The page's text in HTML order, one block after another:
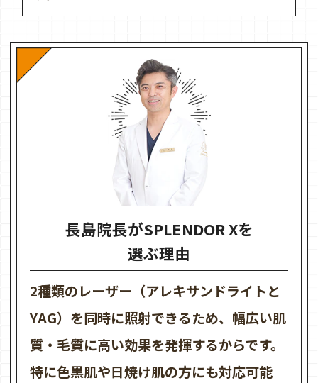
長島院長がSPLENDOR Xを
選ぶ理由
2種類のレーザー（アレキサンドライトと
YAG）を同時に照射できるため、幅広い肌
質・毛質に高い効果を発揮するからです。
特に色黒肌や日焼け肌の方にも対応可能